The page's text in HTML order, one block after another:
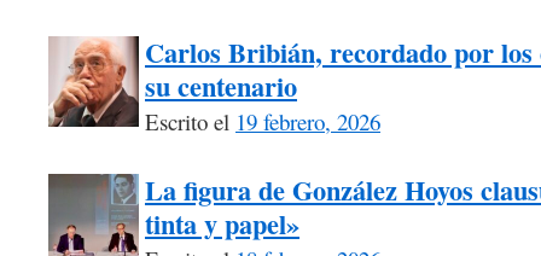
Carlos Bribián, recordado por los
su centenario
Escrito el 19 febrero, 2026
La figura de González Hoyos
tinta y papel»